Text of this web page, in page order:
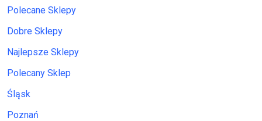
Polecane Sklepy
Dobre Sklepy
Najlepsze Sklepy
Polecany Sklep
Śląsk
Poznań